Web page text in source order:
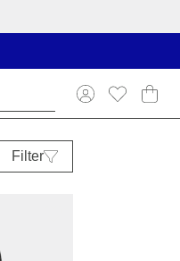
Filter